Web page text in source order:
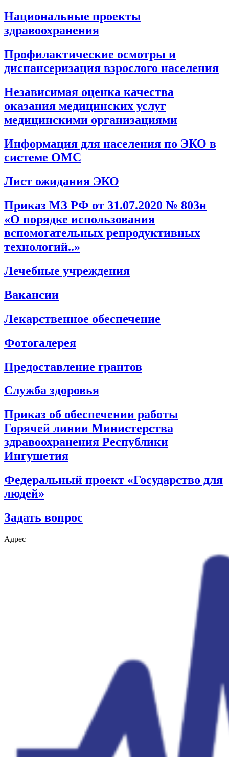
Национальные проекты
здравоохранения
Профилактические осмотры и
диспансеризация взрослого населения
Независимая оценка качества
оказания медицинских услуг
медицинскими организациями
Информация для населения по ЭКО в
системе ОМС
Лист ожидания ЭКО
Приказ МЗ РФ от 31.07.2020 № 803н
«О порядке использования
вспомогательных репродуктивных
технологий..»
Лечебные учреждения
Вакансии
Лекарственное обеспечение
Фотогалерея
Предоставление грантов
Служба здоровья
Приказ об обеспечении работы
Горячей линии Министерства
здравоохранения Республики
Ингушетия
Федеральный проект «Государство для
людей»
Задать вопрос
Адрес